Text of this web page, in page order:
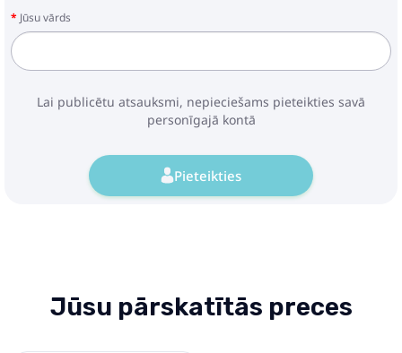
Jūsu vārds
Lai publicētu atsauksmi, nepieciešams pieteikties savā
personīgajā kontā
Pieteikties
Jūsu pārskatītās preces